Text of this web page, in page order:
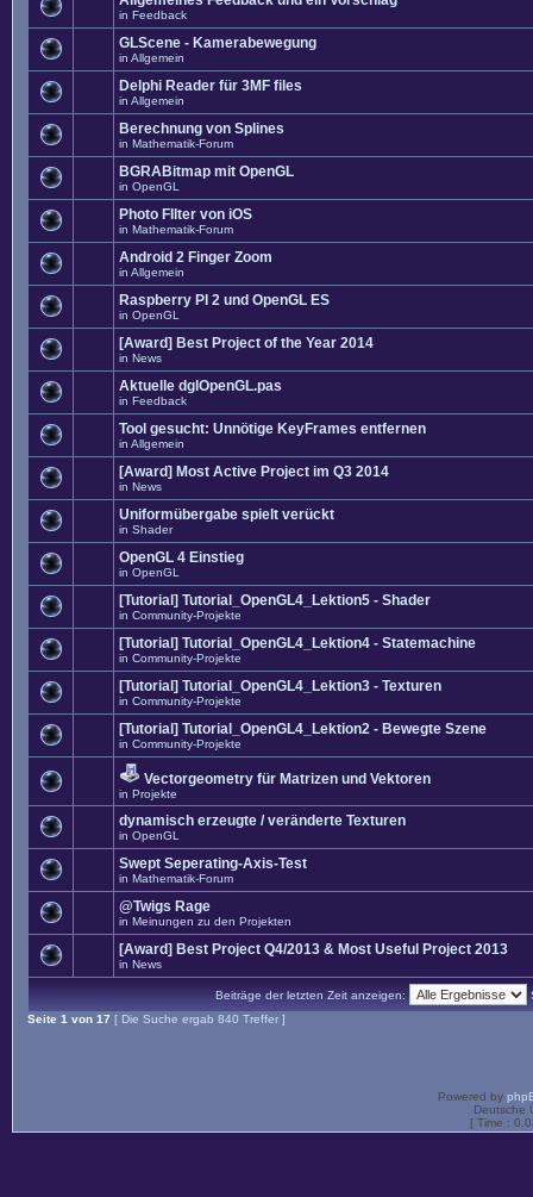
in Feedback
GLScene - Kamerabewegung
in Allgemein
Delphi Reader für 3MF files
in Allgemein
Berechnung von Splines
in Mathematik-Forum
BGRABitmap mit OpenGL
in OpenGL
Photo FIlter von iOS
in Mathematik-Forum
Android 2 Finger Zoom
in Allgemein
Raspberry PI 2 und OpenGL ES
in OpenGL
[Award] Best Project of the Year 2014
in News
Aktuelle dglOpenGL.pas
in Feedback
Tool gesucht: Unnötige KeyFrames entfernen
in Allgemein
[Award] Most Active Project im Q3 2014
in News
Uniformübergabe spielt verückt
in Shader
OpenGL 4 Einstieg
in OpenGL
[Tutorial] Tutorial_OpenGL4_Lektion5 - Shader
in Community-Projekte
[Tutorial] Tutorial_OpenGL4_Lektion4 - Statemachine
in Community-Projekte
[Tutorial] Tutorial_OpenGL4_Lektion3 - Texturen
in Community-Projekte
[Tutorial] Tutorial_OpenGL4_Lektion2 - Bewegte Szene
in Community-Projekte
Vectorgeometry für Matrizen und Vektoren
in Projekte
dynamisch erzeugte / veränderte Texturen
in OpenGL
Swept Seperating-Axis-Test
in Mathematik-Forum
@Twigs Rage
in Meinungen zu den Projekten
[Award] Best Project Q4/2013 & Most Useful Project 2013
in News
Beiträge der letzten Zeit anzeigen:
Seite 1 von 17 [ Die Suche ergab 840 Treffer ]
Powered by
Deutsche
[ Time :